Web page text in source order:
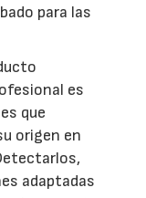
para las
es
que
origen en
adaptadas